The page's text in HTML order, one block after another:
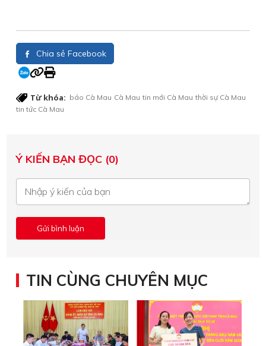
Chia sẻ Facebook
Từ khóa: báo Cà Mau Cà Mau tin mới Cà Mau thời sự Cà Mau
tin tức Cà Mau
Ý KIẾN BẠN ĐỌC (0)
TIN CÙNG CHUYÊN MỤC